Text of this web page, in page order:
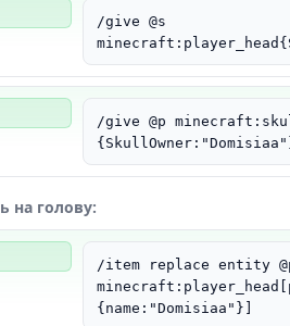
/give @s
/give @p
на голову:
/item replace entity
{name:"Domisiaa"}]